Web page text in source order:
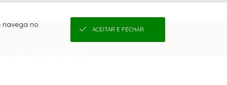
navega no
ACEITAR E FECHAR